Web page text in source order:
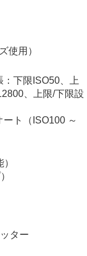
使用）
下限ISO50、上
、上限/下限設
ト（ISO100 ～
ター